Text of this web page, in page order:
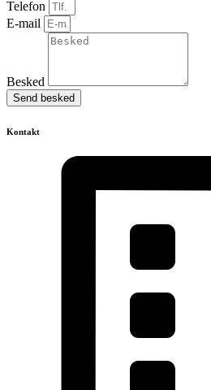
Telefon
E-mail
Besked
Send besked
Kontakt